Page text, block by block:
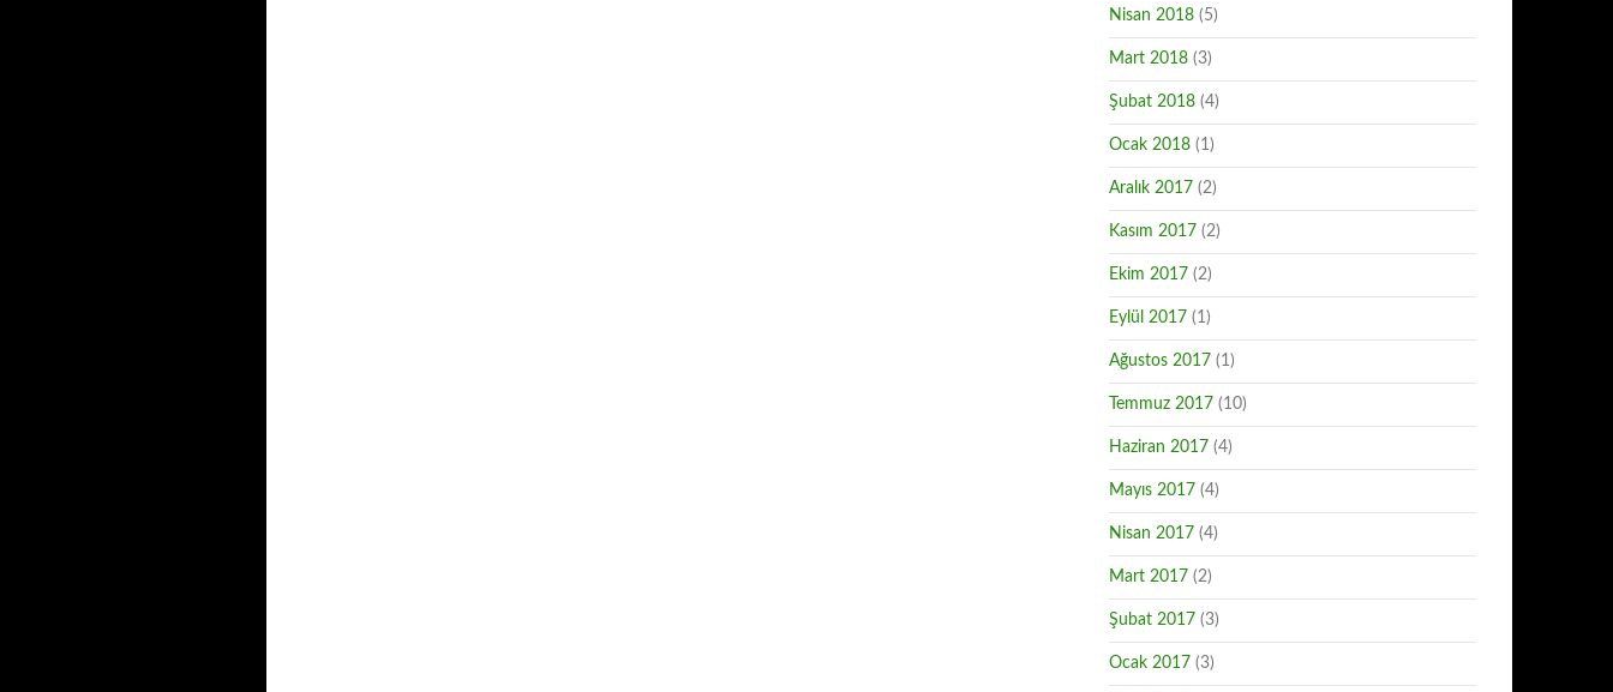
Nisan 2018 (5)
Mart 2018 (3)
Şubat 2018 (4)
Ocak 2018 (1)
Aralık 2017 (2)
Kasım 2017 (2)
Ekim 2017 (2)
Eylül 2017 (1)
Ağustos 2017 (1)
Temmuz 2017 (10)
Haziran 2017 (4)
Mayıs 2017 (4)
Nisan 2017 (4)
Mart 2017 (2)
Şubat 2017 (3)
Ocak 2017 (3)